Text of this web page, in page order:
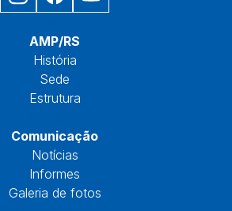
AMP/RS
História
Sede
Estrutura
Comunicação
Notícias
Informes
Galeria de fotos